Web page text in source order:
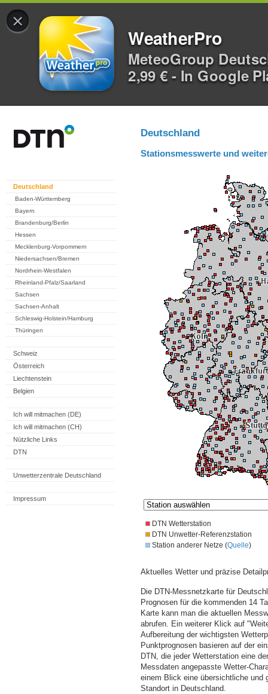
×
WeatherPro
MeteoGroup
2,99 € - In Google
Deutschland
Baden-Württemberg
Bayern
Brandenburg/Berlin
Hessen
Mecklenburg-Vorpommern
Niedersachsen/Bremen
Nordrhein-Westfalen
Rheinland-Pfalz/Saarland
Sachsen
Sachsen-Anhalt
Schleswig-Holstein/Hamburg
Thüringen
Schweiz
Österreich
Liechtenstein
Belgien
Ich will mitmachen (DE)
Ich will mitmachen (CH)
Nützliche Links
DTN
Unwetterzentrale Deutschland
Impressum
Deutschland
Stationsmesswerte und
DTN Wetterstation
DTN Unwetter-Referenzstation
Station anderer Netze (Quelle)
Aktuelles Wetter und präzise
Die DTN-Messnetzkarte für
Prognosen für die kommenden 14
Karte kann man die aktuellen
abrufen. Ein weiterer Klick auf
Aufbereitung der wichtigsten
Punktprognosen basieren auf der
DTN, die jeder Wetterstation eine
Messdaten angepasste Wetter-
einem Blick eine übersichtliche und
Standort in Deutschland.